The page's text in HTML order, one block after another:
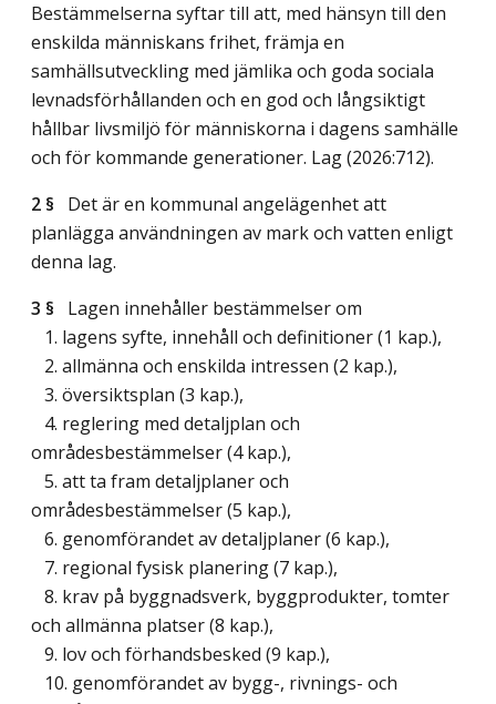
Bestämmelserna syftar till att, med hänsyn till den
enskilda människans frihet, främja en
samhällsutveckling med jämlika och goda sociala
levnadsförhållanden och en god och långsiktigt
hållbar livsmiljö för människorna i dagens samhälle
och för kommande generationer. Lag (2026:712).
2 § Det är en kommunal angelägenhet att
planlägga användningen av mark och vatten enligt
denna lag.
3 § Lagen innehåller bestämmelser om
1. lagens syfte, innehåll och definitioner (1 kap.),
2. allmänna och enskilda intressen (2 kap.),
3. översiktsplan (3 kap.),
4. reglering med detaljplan och
områdesbestämmelser (4 kap.),
5. att ta fram detaljplaner och
områdesbestämmelser (5 kap.),
6. genomförandet av detaljplaner (6 kap.),
7. regional fysisk planering (7 kap.),
8. krav på byggnadsverk, byggprodukter, tomter
och allmänna platser (8 kap.),
9. lov och förhandsbesked (9 kap.),
10. genomförandet av bygg-, rivnings- och